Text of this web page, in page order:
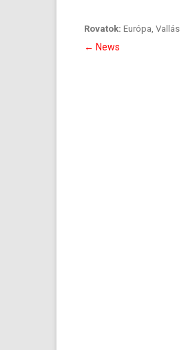
Rovatok: Európa, Vallás
Bejegyzés
← News